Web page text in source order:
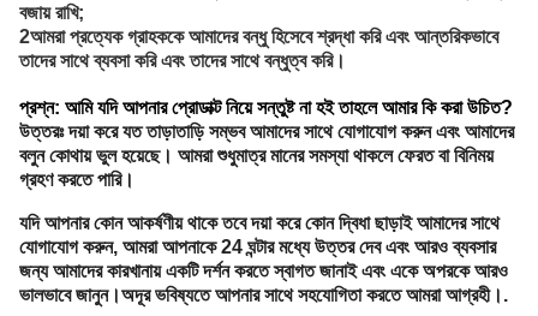
বজায় রাখি;
2আমরা প্রত্যেক গ্রাহককে আমাদের বন্ধু হিসেবে শ্রদ্ধা করি এবং আন্তরিকভাবে
তাদের সাথে ব্যবসা করি এবং তাদের সাথে বন্ধুত্ব করি।
প্রশ্ন: আমি যদি আপনার প্রোডাক্ট নিয়ে সন্তুষ্ট না হই তাহলে আমার কি করা উচিত?
উত্তরঃ দয়া করে যত তাড়াতাড়ি সম্ভব আমাদের সাথে যোগাযোগ করুন এবং আমাদের
বলুন কোথায় ভুল হয়েছে। আমরা শুধুমাত্র মানের সমস্যা থাকলে ফেরত বা বিনিময়
গ্রহণ করতে পারি।
যদি আপনার কোন আকর্ষণীয় থাকে তবে দয়া করে কোন দ্বিধা ছাড়াই আমাদের সাথে
যোগাযোগ করুন, আমরা আপনাকে 24 ঘন্টার মধ্যে উত্তর দেব এবং আরও ব্যবসার
জন্য আমাদের কারখানায় একটি দর্শন করতে স্বাগত জানাই এবং একে অপরকে আরও
ভালভাবে জানুন।অদূর ভবিষ্যতে আপনার সাথে সহযোগিতা করতে আমরা আগ্রহী।.